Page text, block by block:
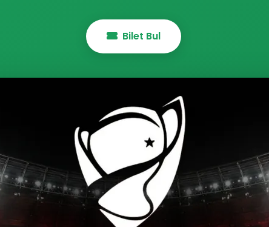
Bilet Bul